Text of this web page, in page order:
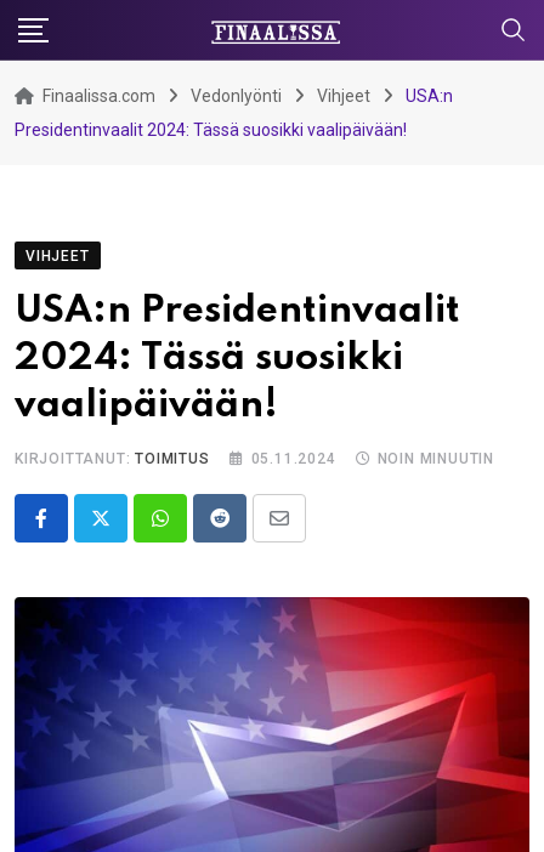
Skip
content
Finaalissa.com Vedonlyönti Vihjeet
USA:n
Presidentinvaalit 2024: Tässä suosikki vaalipäivään!
VIHJEET
USA:n Presidentinvaalit
2024: Tässä suosikki
vaalipäivään!
KIRJOITTANUT:TOIMITUS 05.11.2024 NOIN MINUUTIN
WhatsappRedditShare
Email